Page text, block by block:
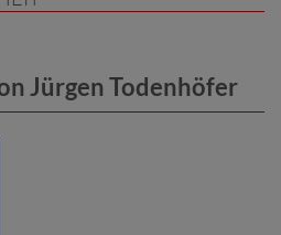
Jürgen Todenhöfer